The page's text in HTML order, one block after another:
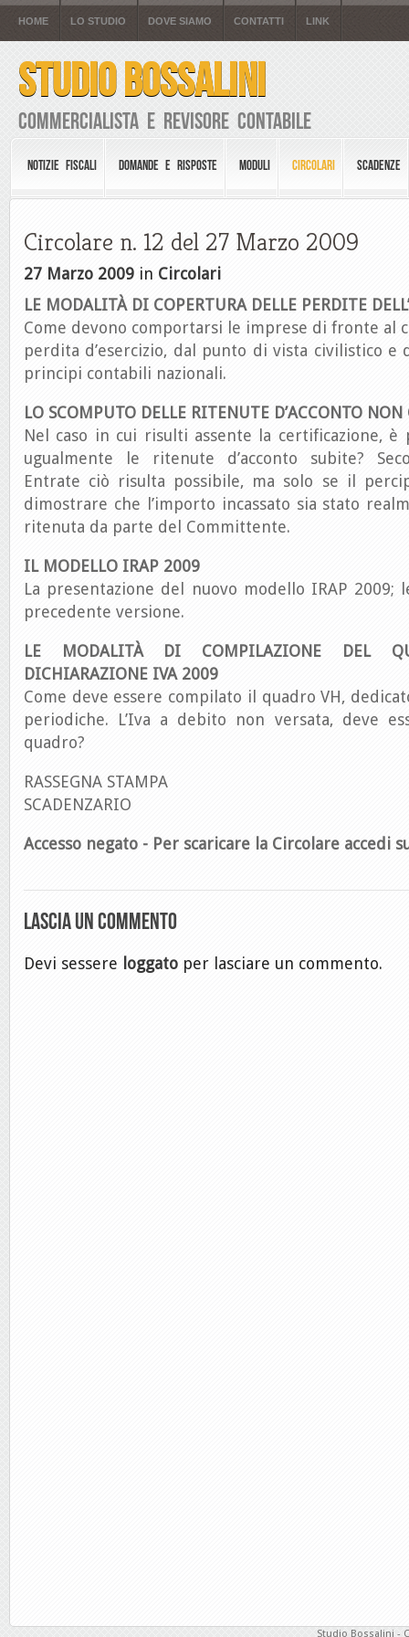
HOME LO STUDIO DOVE SIAMO CONTATTI LINK
STUDIO BOSSALINI
Commercialista e Revisore Contabile
NOTIZIE FISCALI DOMANDE E RISPOSTE MODULI CIRCOLARI SCADENZE
Circolare n. 12 del 27 Marzo 2009
27 Marzo 2009 in Circolari
LE MODALITÀ DI COPERTURA DELLE PERDITE
Come devono comportarsi le imprese di fronte al
perdita d’esercizio, dal punto di vista civilistico
principi contabili nazionali.
LO SCOMPUTO DELLE RITENUTE D’ACCONTO NON
Nel caso in cui risulti assente la certificazione, è
ugualmente le ritenute d’acconto subite?
Entrate ciò risulta possibile, ma solo se il
dimostrare che l’importo incassato sia stato
ritenuta da parte del Committente.
IL MODELLO IRAP 2009
La presentazione del nuovo modello IRAP
precedente versione.
LE MODALITÀ DI COMPILAZIONE DEL
DICHIARAZIONE IVA 2009
Come deve essere compilato il quadro VH,
periodiche. L’Iva a debito non versata, deve
quadro?
RASSEGNA STAMPA
SCADENZARIO
Accesso negato - Per scaricare la Circolare accedi
Lascia un commento
Devi sessere loggato per lasciare un commento.
Studio Bossalini -